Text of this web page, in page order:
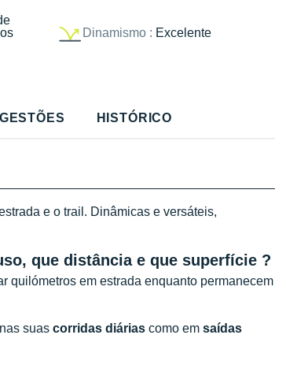
Dinamismo : Excelente
HISTÓRICO
e o trail. Dinâmicas e versáteis,
que distância e que superfície ?
quilómetros em estrada enquanto permanecem
suas corridas diárias como em saídas